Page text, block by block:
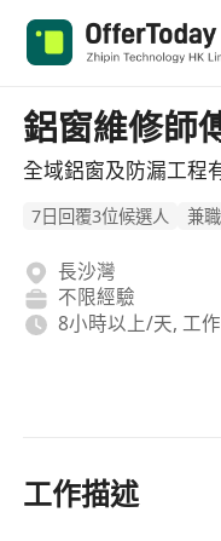
鋁窗維修師
全域鋁窗及防漏工程
7日回覆3位候選人 兼職
長沙灣
不限經驗
8小時以上/天, 工
工作描述